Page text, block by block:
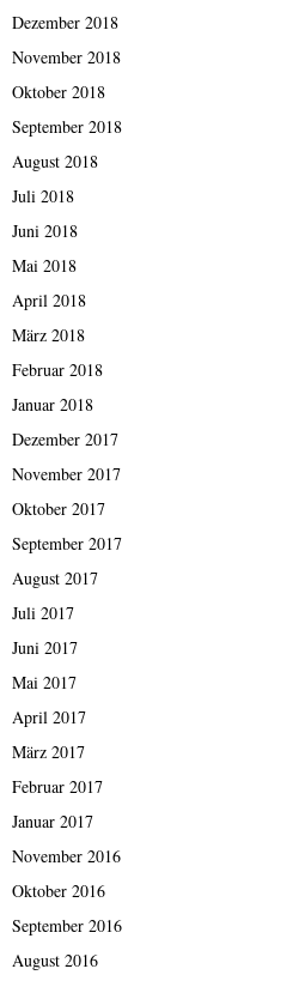
Dezember 2018
November 2018
Oktober 2018
September 2018
August 2018
Juli 2018
Juni 2018
Mai 2018
April 2018
März 2018
Februar 2018
Januar 2018
Dezember 2017
November 2017
Oktober 2017
September 2017
August 2017
Juli 2017
Juni 2017
Mai 2017
April 2017
März 2017
Februar 2017
Januar 2017
November 2016
Oktober 2016
September 2016
August 2016